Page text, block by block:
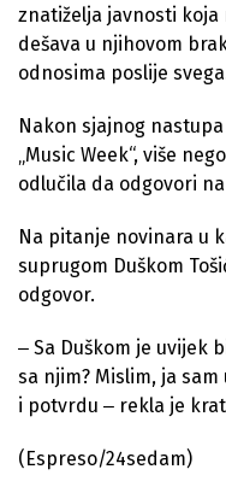
znatiželja javnosti koja
dešava u njihovom
odnosima poslije
Nakon sjajnog
„Music Week“, više
odlučila da odgovori
Na pitanje novinara u
suprugom Duškom
odgovor.
‒ Sa Duškom je uvijek
sa njim? Mislim, ja
i potvrdu ‒ rekla je
(Espreso/24sedam)